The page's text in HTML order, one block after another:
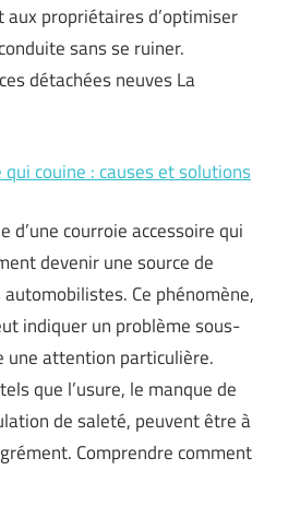
propriétaires d’optimiser
sans se ruiner.
détachées neuves La
qui couine : causes et solutions
d’une courroie accessoire qui
devenir une source de
Ce phénomène,
indiquer un problème sous-
une attention particulière.
que l’usure, le manque de
de saleté, peuvent être à
Comprendre comment